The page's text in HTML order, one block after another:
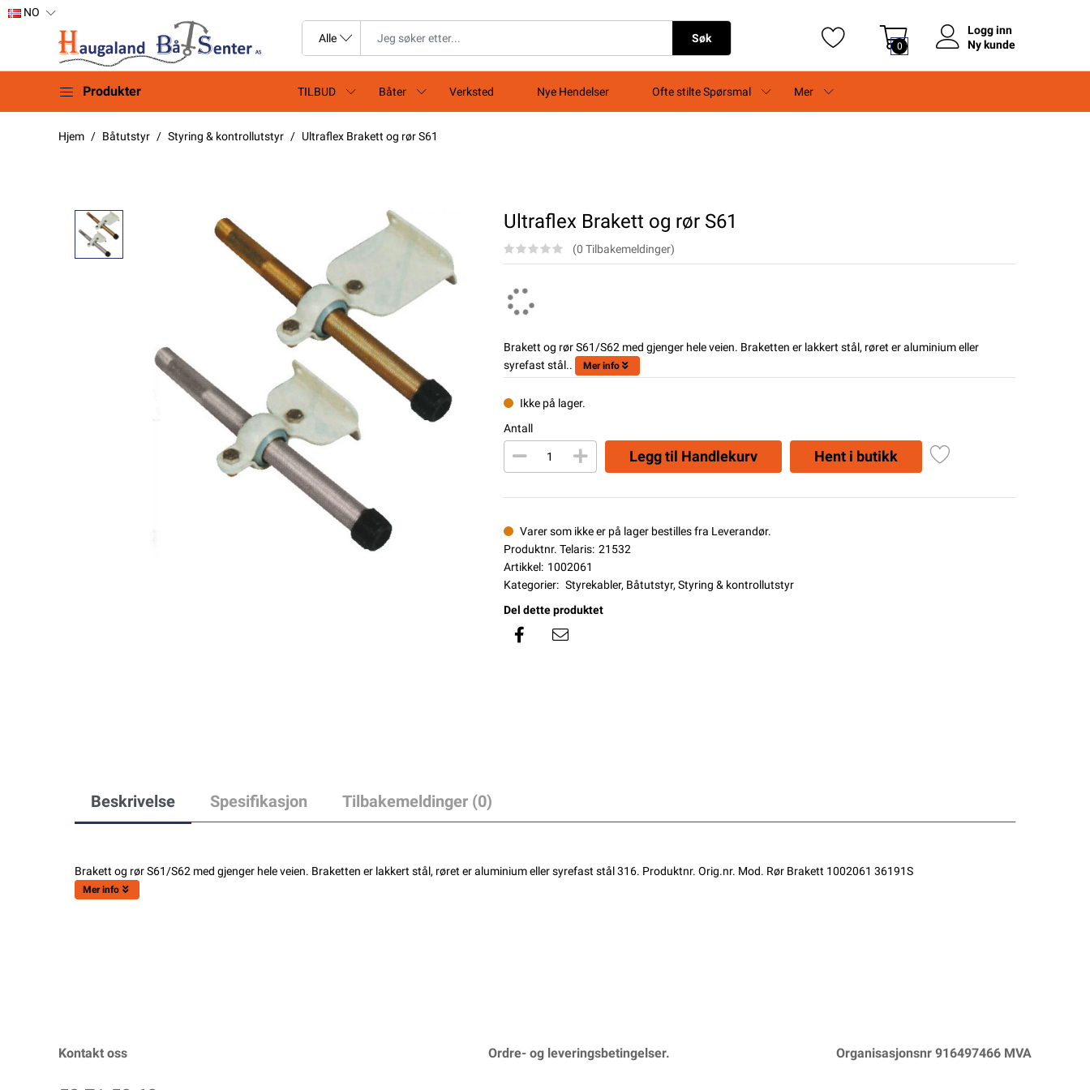
NO
Søk
0
Logg inn
Ny kunde
Produkter TILBUD Båter Verksted Nye Hendelser Ofte stilte Spørsmal Mer
Hjem Båtutstyr Styring & kontrollutstyr Ultraflex Brakett og rør S61
Ultraflex Brakett og rør S61
(0 Tilbakemeldinger)
Brakett og rør S61/S62 med gjenger hele veien. Braketten er lakkert stål, røret er aluminium eller
syrefast stål..
Mer info
Ikke på lager.
Antall
Legg til Handlekurv Hent i butikk
Varer som ikke er på lager bestilles fra Leverandør.
Produktnr. Telaris: 21532
Artikkel: 1002061
Kategorier: Styrekabler, Båtutstyr, Styring & kontrollutstyr
Del dette produktet
Beskrivelse Spesifikasjon Tilbakemeldinger (0)
Brakett og rør S61/S62 med gjenger hele veien. Braketten er lakkert stål, røret er aluminium eller syrefast stål 316. Produktnr. Orig.nr. Mod. Rør Brakett 1002061 36191S
Mer info
Kontakt oss Ordre- og leveringsbetingelser. Organisasjonsnr 916497466 MVA